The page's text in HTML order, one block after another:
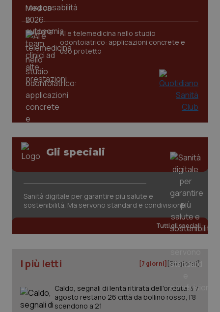
AI e telemedicina nello studio
odontoiatrico: applicazioni concrete e
uso protetto
Gli speciali
Sanità digitale per garantire più salute e
sostenibilità. Ma servono standard e condivisione
Tutti gli speciali
I più letti [7 giorni] [30 giorni]
Caldo, segnali di lenta ritirata dell'ondata: il 7
agosto restano 26 città da bollino rosso, l'8
scendono a 21
CookieScriptConsent
www.quotidianosanita.it
tracking-sites-ironfish-
www.quotidianosanita.it
tracking-sites-ironfish-
session-id
www.quotidianosanita.it